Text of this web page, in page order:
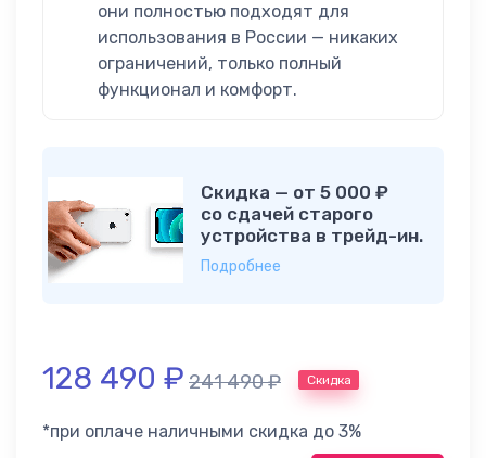
они полностью подходят для
использования в России — никаких
ограничений, только полный
функционал и комфорт.
Скидка — от 5 000 ₽
со сдачей старого
устройства в трейд-ин.
Подробнее
128 490 ₽ 241 490₽ Скидка
*при оплаче наличными скидка до 3%